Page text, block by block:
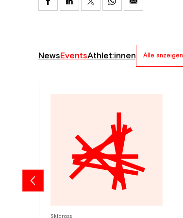
NewsEventsAthlet:innen Alle anzeigen
Skicross